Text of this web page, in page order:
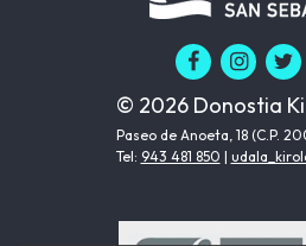
© 2026 Donostia
Paseo de Anoeta, 18 (C.P.
Tel: 943 481 850 |